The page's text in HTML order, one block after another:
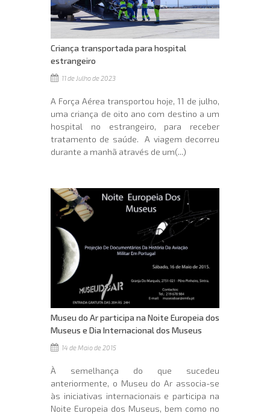
Criança transportada para hospital
estrangeiro
11 de Julho de 2023
A Força Aérea transportou hoje, 11 de julho,
uma criança de oito ano com destino a um
hospital no estrangeiro, para receber
tratamento de saúde. A viagem decorreu
durante a manhã através de um(...)
Museu do Ar participa na Noite Europeia dos
Museus e Dia Internacional dos Museus
14 de Maio de 2015
À semelhança do que sucedeu
anteriormente, o Museu do Ar associa-se
às iniciativas internacionais e participa na
Noite Europeia dos Museus, bem como no